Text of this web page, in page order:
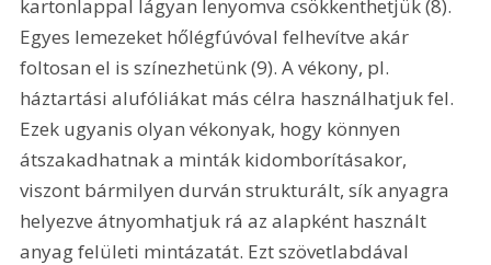
kartonlappal lágyan lenyomva csökkenthetjük (8).
Egyes lemezeket hőlégfúvóval felhevítve akár
foltosan el is színezhetünk (9). A vékony, pl.
háztartási alufóliákat más célra használhatjuk fel.
Ezek ugyanis olyan vékonyak, hogy könnyen
átszakadhatnak a minták kidomborításakor,
viszont bármilyen durván strukturált, sík anyagra
helyezve átnyomhatjuk rá az alapként használt
anyag felületi mintázatát. Ezt szövetlabdával